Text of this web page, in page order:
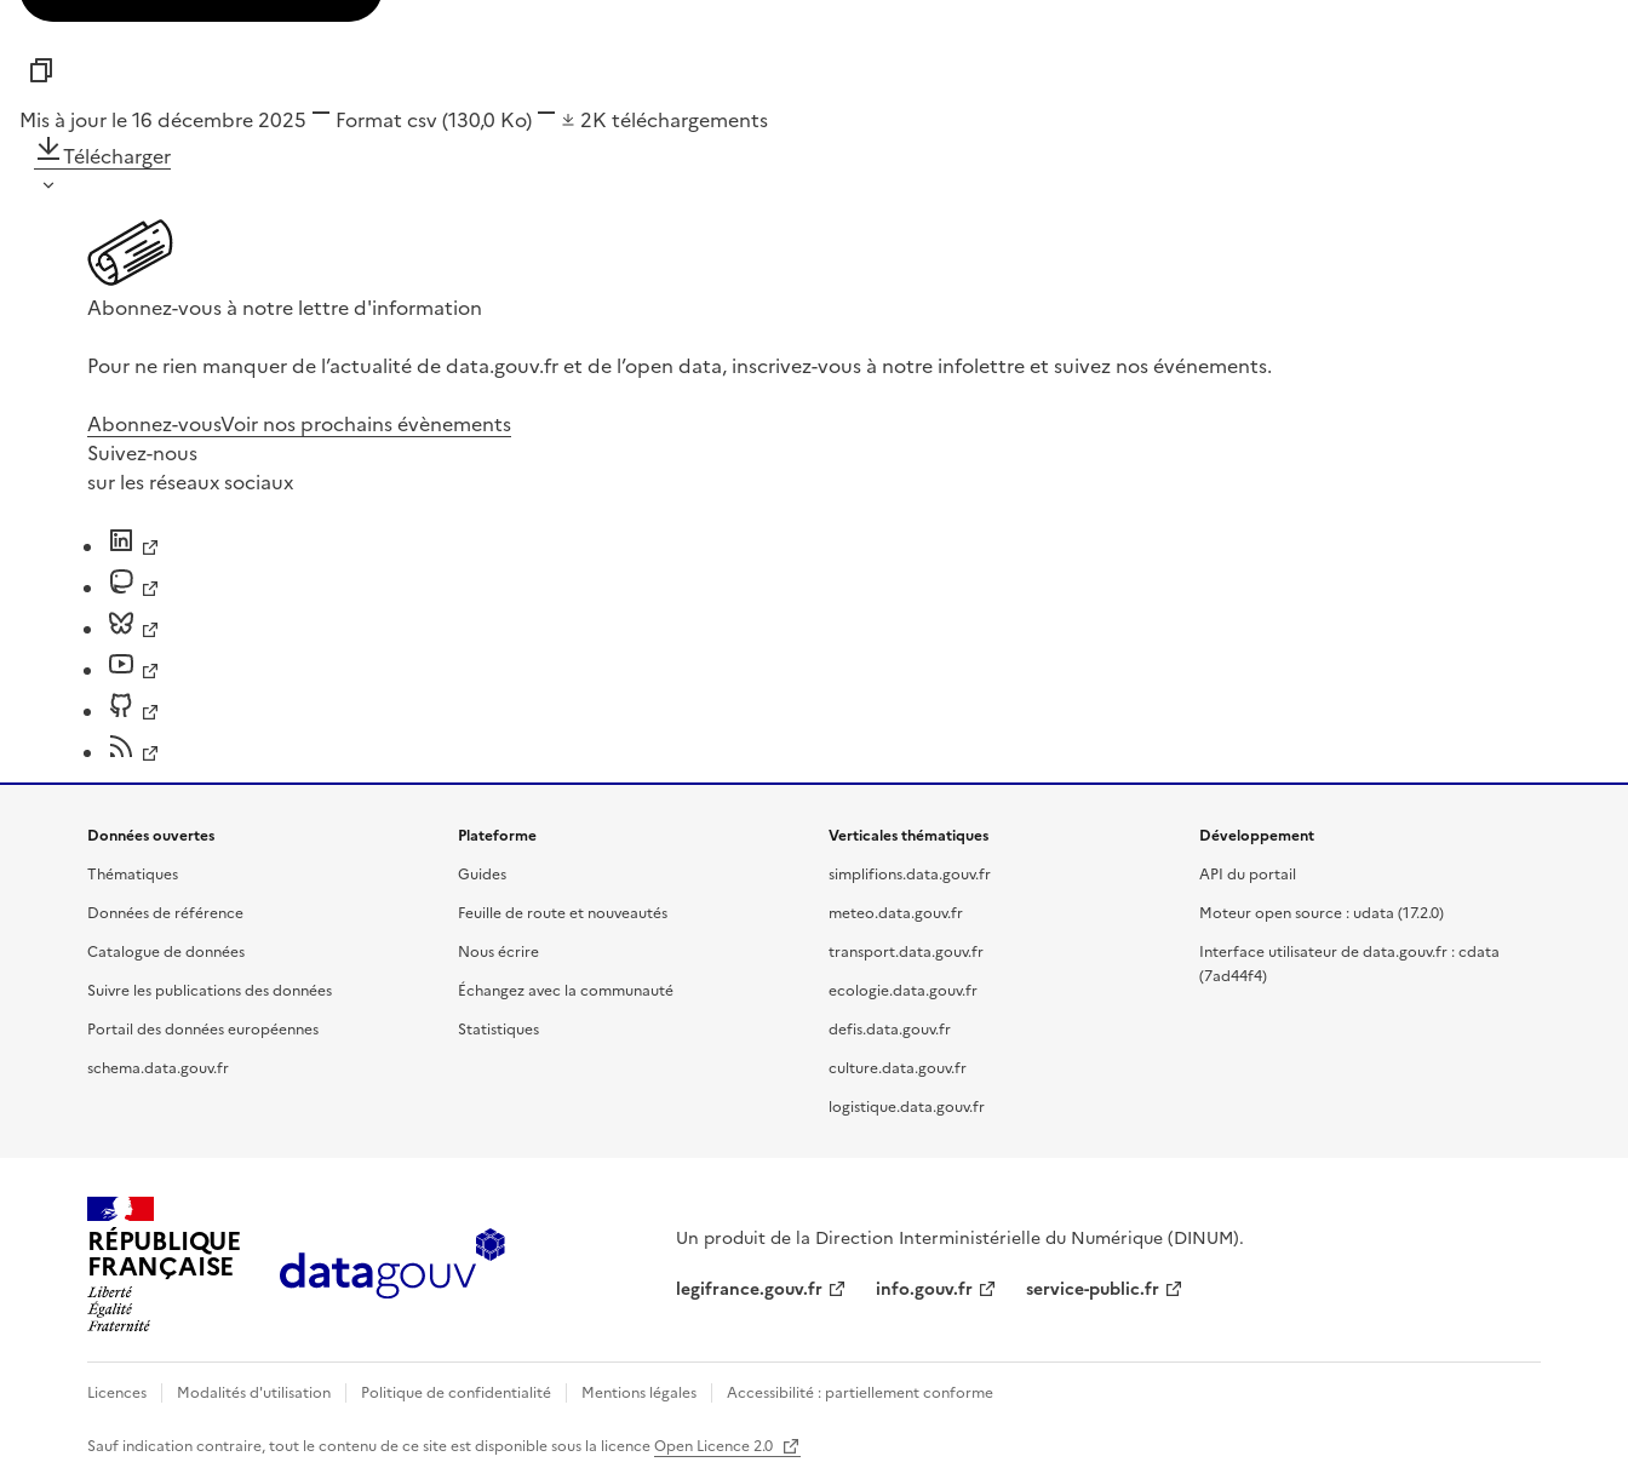
Mis à jour le 16 décembre 2025 Format csv(130,0 Ko) 2K téléchargements
Télécharger
Abonnez-vous à notre lettre d'information
Pour ne rien manquer de l’actualité de data.gouv.fr et de l’open data, inscrivez-vous à notre infolettre et suivez nos événements.
Abonnez-vousVoir nos prochains évènements
Suivez-nous
sur les réseaux sociaux
Données ouvertes
Thématiques
Données de référence
Catalogue de données
Suivre les publications des données
Portail des données européennes
schema.data.gouv.fr
Plateforme
Guides
Feuille de route et nouveautés
Nous écrire
Échangez avec la communauté
Statistiques
Verticales thématiques
simplifions.data.gouv.fr
meteo.data.gouv.fr
transport.data.gouv.fr
ecologie.data.gouv.fr
defis.data.gouv.fr
culture.data.gouv.fr
logistique.data.gouv.fr
Développement
API du portail
Moteur open source : udata (17.2.0)
Interface utilisateur de data.gouv.fr : cdata
(7ad44f4)
RÉPUBLIQUE
FRANÇAISE
Un produit de la Direction Interministérielle du Numérique (DINUM).
legifrance.gouv.fr
info.gouv.fr service-public.fr
Licences Modalités d'utilisation Politique de confidentialité Mentions légales Accessibilité : partiellement conforme
Sauf indication contraire, tout le contenu de ce site est disponible sous la licenceOpen Licence 2.0